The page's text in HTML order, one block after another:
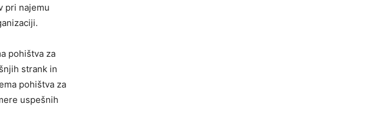
pri najemu
pohištva za
strank in
pohištva za
uspešnih